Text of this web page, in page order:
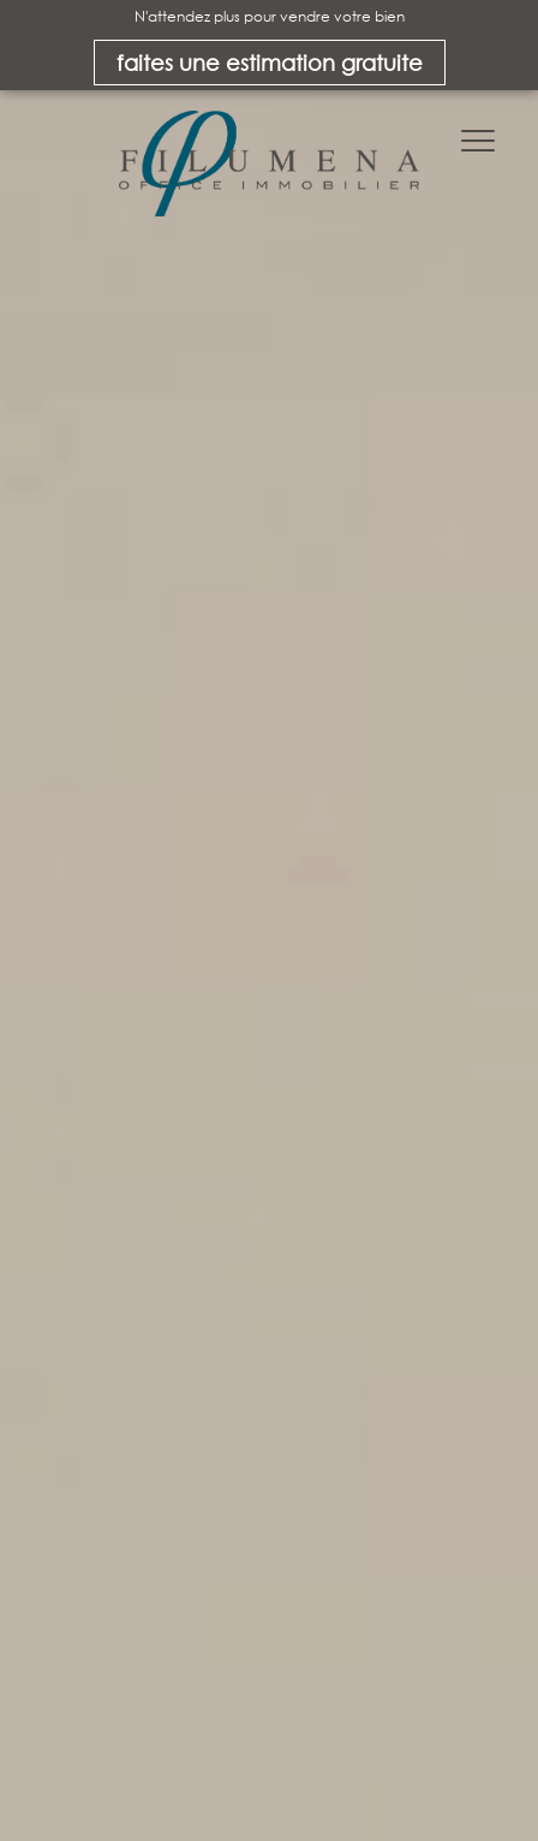
N'attendez plus pour vendre votre bien
faites une estimation gratuite